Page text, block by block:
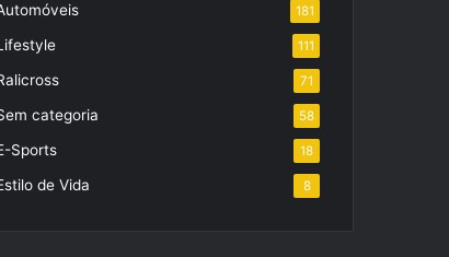
181
111
71
categoria 58
Sports 18
de Vida 8